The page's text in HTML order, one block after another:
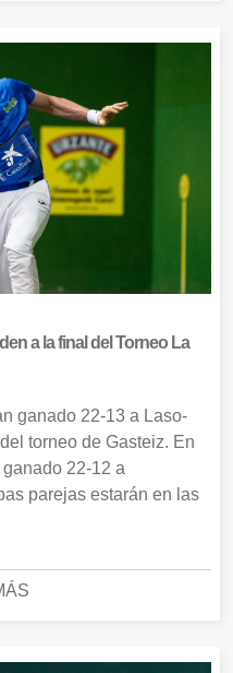
a la final del Torneo La
ganado 22-13 a Laso-
torneo de Gasteiz. En
22-12 a
parejas estarán en las